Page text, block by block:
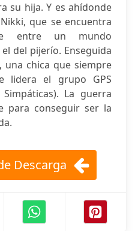
su hija. Y es ahídonde
que se encuentra
entre un mundo
del pijerío. Enseguida
una chica que siempre
el grupo GPS
La guerra
para conseguir ser la
Descarga